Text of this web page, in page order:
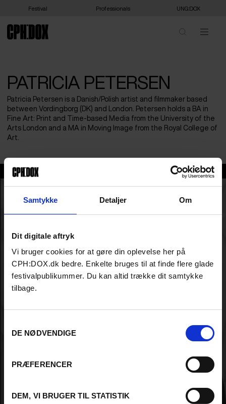
Samtykke Detaljer Om
Dit digitale aftryk
Vi bruger cookies for at gøre din oplevelse her på
CPH:DOX.dk bedre. Enkelte bruges til at finde flere glade
festivalpublikummer. Du kan altid trække dit samtykke
tilbage.
DE NØDVENDIGE
PRÆFERENCER
DEM, VI BRUGER TIL STATISTIK
Festival Professionals UNG:DOX
PATRICIA PETERSEN
Patricia Petersen is a Danish/Polish artist and filmmaker based
between Vordingborg (DK) and London. Petersen holds a BA in
Fine Art: Print and Time-based Media from the University of the
Arts London and a MA in Moving Image from the Royal College of
Art.
Patricia Petersen